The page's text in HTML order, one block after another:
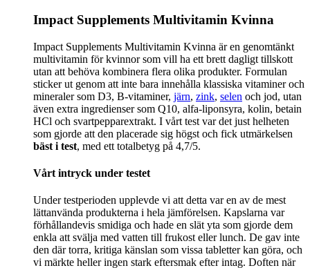
Impact Supplements Multivitamin Kvinna
Impact Supplements Multivitamin Kvinna är en genomtänkt
multivitamin för kvinnor som vill ha ett brett dagligt tillskott
utan att behöva kombinera flera olika produkter. Formulan
sticker ut genom att inte bara innehålla klassiska vitaminer och
mineraler som D3, B-vitaminer, järn, zink, selen och jod, utan
även extra ingredienser som Q10, alfa-liponsyra, kolin, betain
HCl och svartpepparextrakt. I vårt test var det just helheten
som gjorde att den placerade sig högst och fick utmärkelsen
bäst i test, med ett totalbetyg på 4,7/5.
Vårt intryck under testet
Under testperioden upplevde vi att detta var en av de mest
lättanvända produkterna i hela jämförelsen. Kapslarna var
förhållandevis smidiga och hade en slät yta som gjorde dem
enkla att svälja med vatten till frukost eller lunch. De gav inte
den där torra, kritiga känslan som vissa tabletter kan göra, och
vi märkte heller ingen stark eftersmak efter intag. Doften när